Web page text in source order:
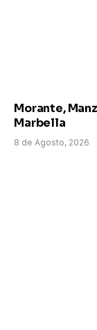
Morante,
Marbella
8 de Agosto, 2026